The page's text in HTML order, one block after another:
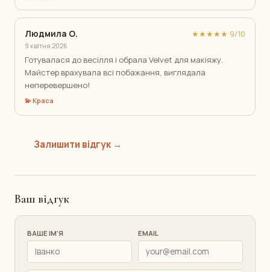
Людмила О.
9 квітня 2026
★★★★★ 9/10
Готувалася до весілля і обрала Velvet для макіяжу.
Майстер врахувала всі побажання, виглядала
неперевершено!
💫 Краса
Залишити відгук →
Ваш відгук
ВАШЕ ІМ'Я EMAIL